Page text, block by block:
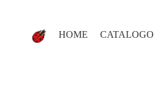
HOME CATALOGO